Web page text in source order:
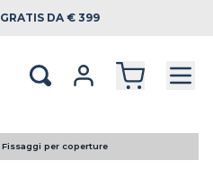
GRATIS DA € 399
Fissaggi per coperture